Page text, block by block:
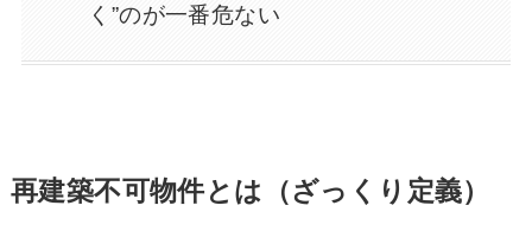
く”のが一番危ない
再建築不可物件とは（ざっくり定義）